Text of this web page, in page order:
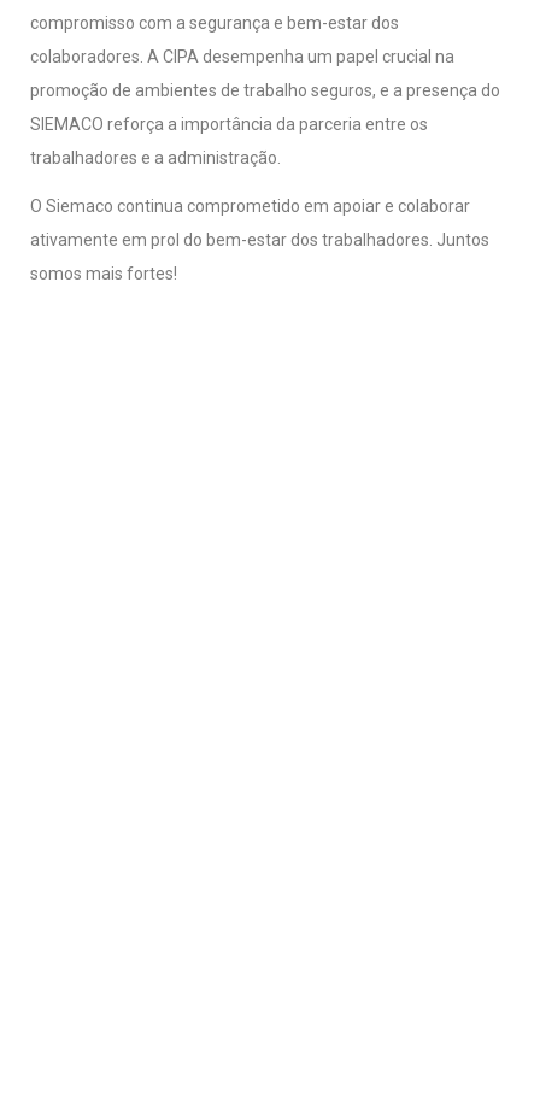
compromisso com a segurança e bem-estar dos
colaboradores. A CIPA desempenha um papel crucial na
promoção de ambientes de trabalho seguros, e a presença do
SIEMACO reforça a importância da parceria entre os
trabalhadores e a administração.
O Siemaco continua comprometido em apoiar e colaborar
ativamente em prol do bem-estar dos trabalhadores. Juntos
somos mais fortes!